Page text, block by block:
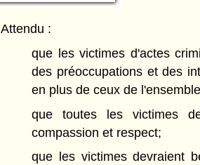
Attendu :
que les victimes d'actes
des préoccupations et des
en plus de ceux de
que toutes les victimes
compassion et respect;
que les victimes devraient